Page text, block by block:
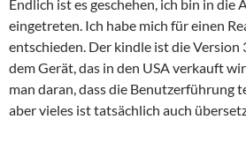
Endlich ist es geschehen, ich bin in die
eingetreten. Ich habe mich für einen
entschieden. Der kindle ist die
dem Gerät, das in den USA verkauft
man daran, dass die Benutzerführung
aber vieles ist tatsächlich auch